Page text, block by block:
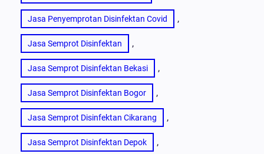
Jasa Penyemprotan Disinfektan Covid ,
Jasa Semprot Disinfektan ,
Jasa Semprot Disinfektan Bekasi ,
Jasa Semprot Disinfektan Bogor ,
Jasa Semprot Disinfektan Cikarang ,
Jasa Semprot Disinfektan Depok ,